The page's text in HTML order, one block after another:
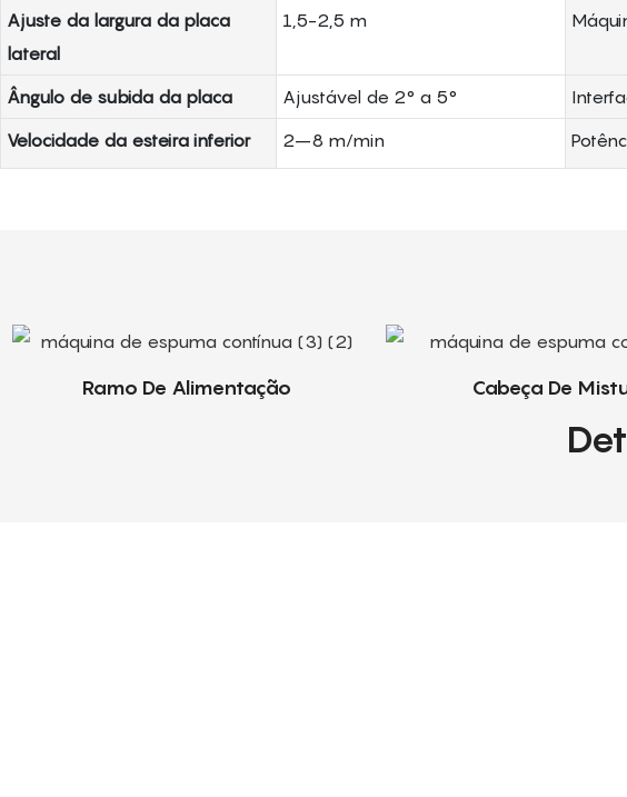
Ajuste da largura da placa
lateral
1,5-2,5 m
Ângulo de subida da placa Ajustável de 2° a 5°
Velocidade da esteira inferior
2–8 m/min
Ramo De Alimentação Cabeça De